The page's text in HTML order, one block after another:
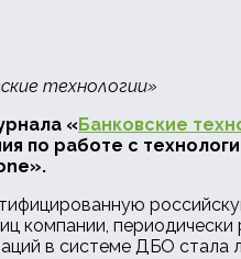
технологии»
« Банковские
по работе с
компании,
в системе ДБО стала